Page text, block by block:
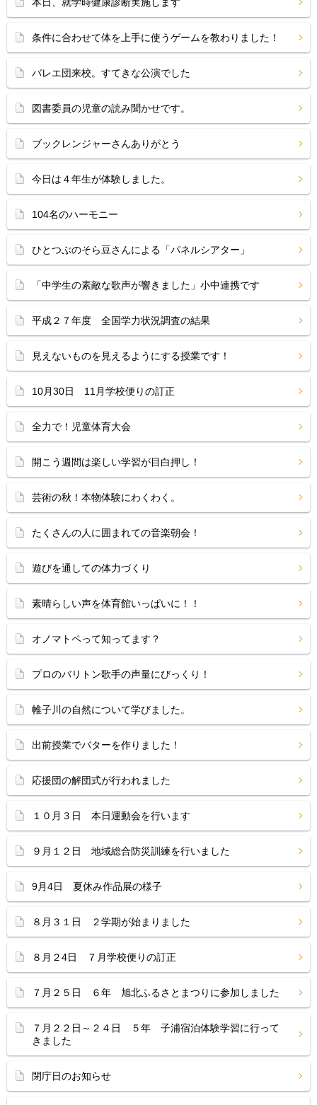
本日、就学時健康診断実施します
条件に合わせて体を上手に使うゲームを教わりました！
バレエ団来校。すてきな公演でした
図書委員の児童の読み聞かせです。
ブックレンジャーさんありがとう
今日は４年生が体験しました。
104名のハーモニー
ひとつぶのそら豆さんによる「パネルシアター」
「中学生の素敵な歌声が響きました」小中連携です
平成２７年度 全国学力状況調査の結果
見えないものを見えるようにする授業です！
10月30日 11月学校便りの訂正
全力で！児童体育大会
開こう週間は楽しい学習が目白押し！
芸術の秋！本物体験にわくわく。
たくさんの人に囲まれての音楽朝会！
遊びを通しての体力づくり
素晴らしい声を体育館いっぱいに！！
オノマトペって知ってます？
プロのバリトン歌手の声量にびっくり！
帷子川の自然について学びました。
出前授業でバターを作りました！
応援団の解団式が行われました
１０月３日 本日運動会を行います
９月１２日 地域総合防災訓練を行いました
9月4日 夏休み作品展の様子
８月３１日 ２学期が始まりました
８月２4日 ７月学校便りの訂正
７月２５日 ６年 旭北ふるさとまつりに参加しました
７月２２日～２４日 ５年 子浦宿泊体験学習に行って
きました
閉庁日のお知らせ